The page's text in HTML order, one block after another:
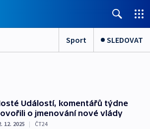
Sport SLEDOVAT
Událostí, komentářů týdne
o jmenování nové vlády
12. 2025 | ČT24